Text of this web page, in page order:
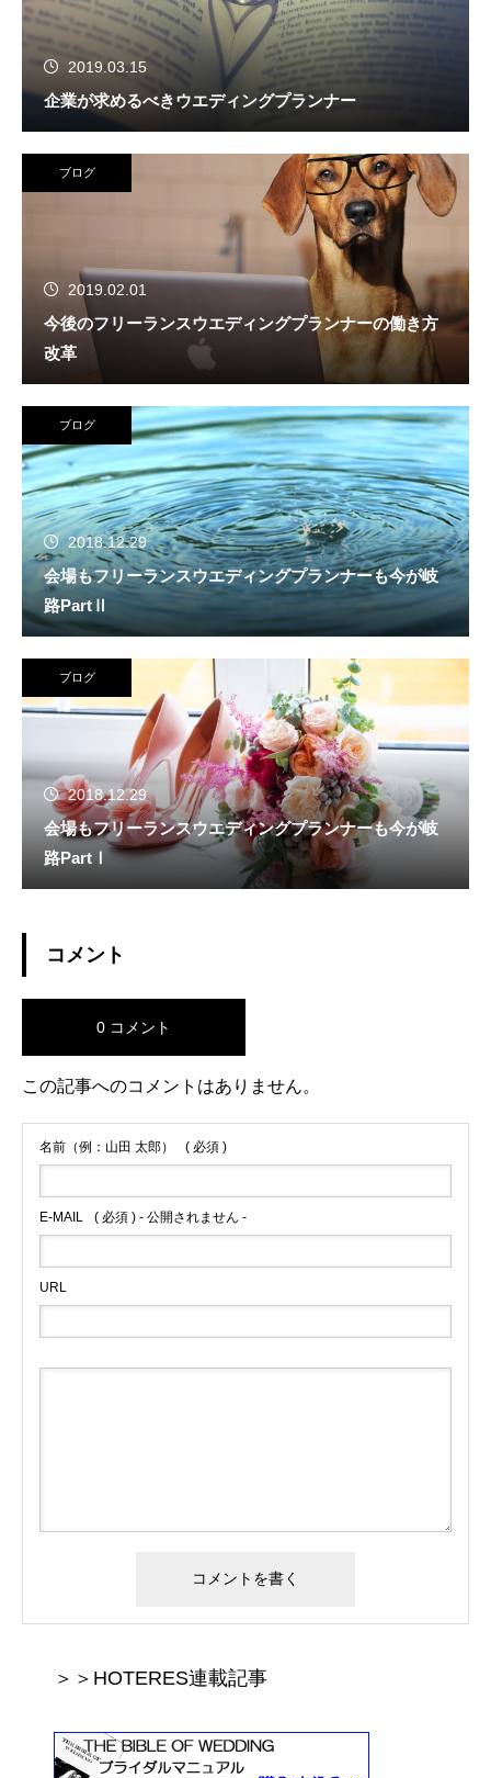
2019.03.15
企業が求めるべきウエディングプランナー
ブログ
2019.02.01
今後のフリーランスウエディングプランナーの働き方
改革
ブログ
2018.12.29
会場もフリーランスウエディングプランナーも今が岐
路PartⅡ
ブログ
2018.12.29
会場もフリーランスウエディングプランナーも今が岐
路PartⅠ
コメント
0 コメント
この記事へのコメントはありません。
名前（例：山田 太郎） ( 必須 )
E-MAIL ( 必須 ) - 公開されません -
URL
＞＞HOTERES連載記事